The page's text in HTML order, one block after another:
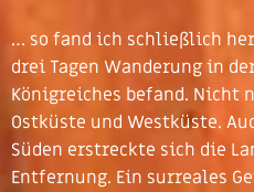
… so fand ich schließlich
drei Tagen Wanderung in
Königreiches befand. Nicht
Ostküste und Westküste.
Süden erstreckte sich die
Entfernung. Ein surreales